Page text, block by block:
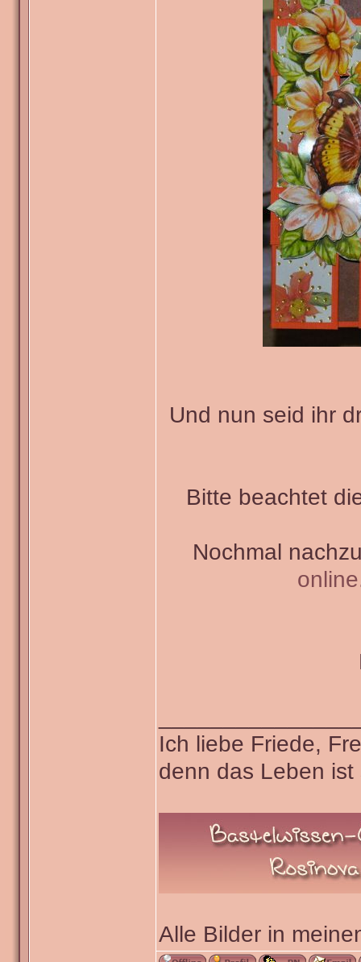
Und nun seid ihr
Bitte beachtet
Nochmal
Ich liebe Friede,
denn das Leben
Alle Bilder in